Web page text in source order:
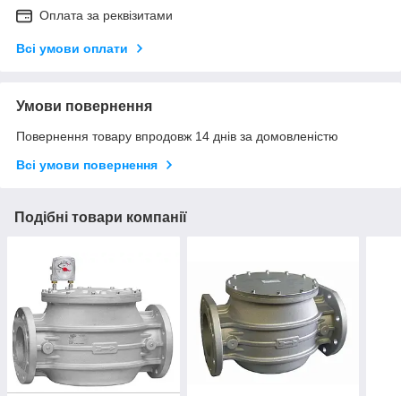
Оплата за реквізитами
Всі умови оплати
Умови повернення
Повернення товару впродовж 14 днів за домовленістю
Всі умови повернення
Подібні товари компанії